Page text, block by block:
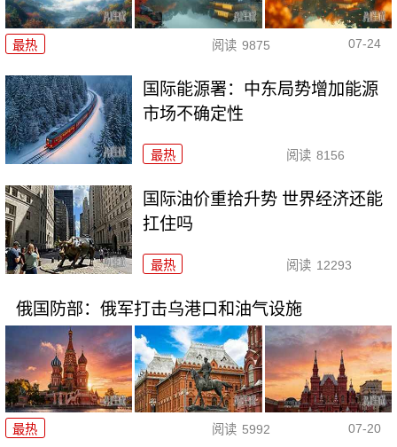
最热 阅读 9875 07-24
国际能源署：中东局势增加能源
市场不确定性
最热 阅读 8156
国际油价重拾升势 世界经济还能
扛住吗
最热 阅读 12293
俄国防部：俄军打击乌港口和油气设施
最热 阅读 5992 07-20